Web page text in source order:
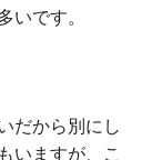
いです。
だから別にし
いますが、こ